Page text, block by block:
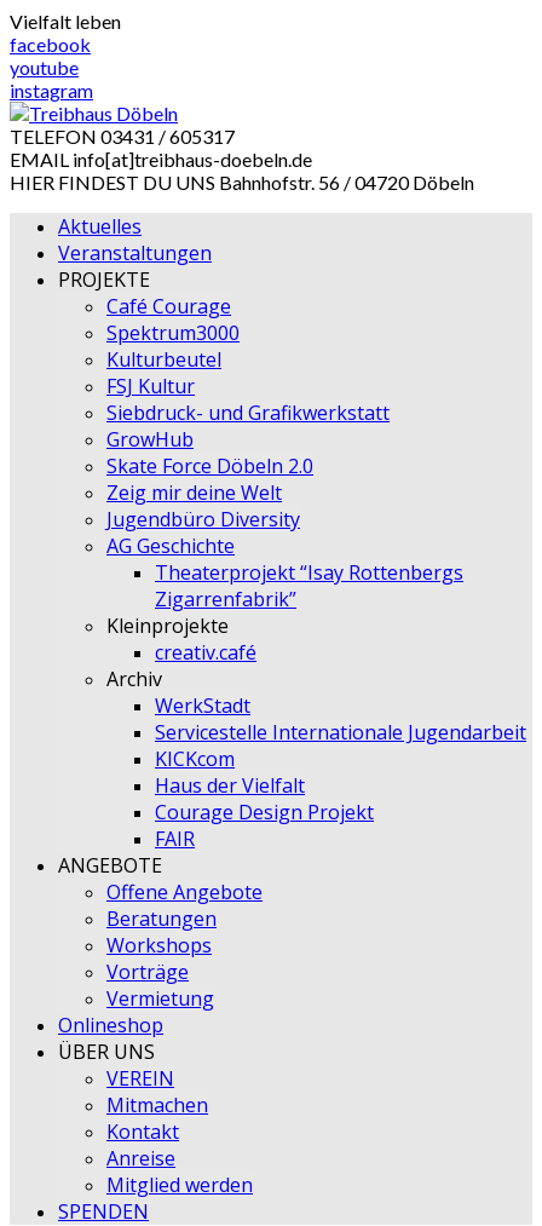
Skip
to
content
Vielfalt leben
facebook
youtube
instagram
TELEFON 03431 / 605317
EMAIL info[at]treibhaus-doebeln.de
HIER FINDEST DU UNS Bahnhofstr. 56 / 04720 Döbeln
Aktuelles
Veranstaltungen
PROJEKTE
Café Courage
Spektrum3000
Kulturbeutel
FSJ Kultur
Siebdruck- und Grafikwerkstatt
GrowHub
Skate Force Döbeln 2.0
Zeig mir deine Welt
Jugendbüro Diversity
AG Geschichte
Theaterprojekt “Isay Rottenbergs
Zigarrenfabrik”
Kleinprojekte
creativ.café
Archiv
WerkStadt
Servicestelle Internationale Jugendarbeit
KICKcom
Haus der Vielfalt
Courage Design Projekt
FAIR
ANGEBOTE
Offene Angebote
Beratungen
Workshops
Vorträge
Vermietung
Onlineshop
ÜBER UNS
VEREIN
Mitmachen
Kontakt
Anreise
Mitglied werden
SPENDEN